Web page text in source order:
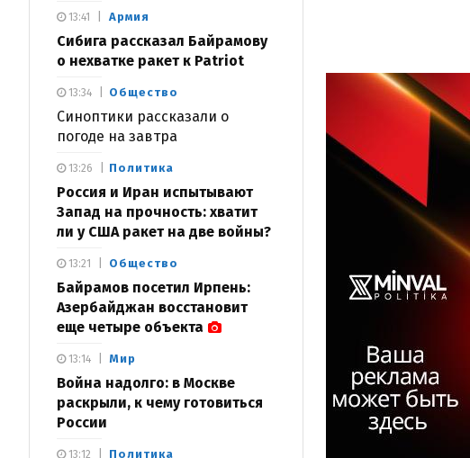
Армия
Сибига рассказал Байрамову
о нехватке ракет к Patriot
13:41
Общество
Синоптики рассказали о
погоде на завтра
13:34
Политика
Россия и Иран испытывают
Запад на прочность: хватит
ли у США ракет на две войны?
13:26
Общество
Байрамов посетил Ирпень:
Азербайджан восстановит
еще четыре объекта
13:21
Мир
Война надолго: в Москве
раскрыли, к чему готовиться
России
13:14
Политика
13:12